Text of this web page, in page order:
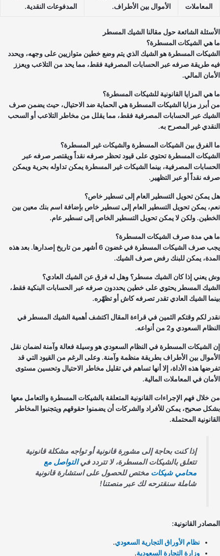
المعاملات
الأموال بين الأطراف.
المدفوعات النقدية.
الشائعة حول مقالنا الشيك المسطر
هي الشيكات المسطرة؟
المسطرة هو الشيك الذي يتم وضع خطين متوازيين على وجهه، ويحدد
طريقة صرفه عبر الحسابات المصرفية فقط، مما يحد من التلاعب ويعزز
المالي.
هي المزايا القانونية للشيكات المسطرة؟
أبرز مزايا الشيكات المسطرة هي الحماية ضد الاحتيال، حيث يضمن صرف
عبر الحسابات المصرفية فقط، مما يقلل من مخاطر التلاعب أو السحب
غير المصرح به.
الفرق بين الشيكات المسطرة والشيكات غير المسطرة؟
المسطرة تحتوي على قيود تحظر صرفه نقداً ويقتصر صرفه عبر
المصرفية، بينما الشيكات غير المسطرة يمكن تداوله بحرية ويمكن
نقداً أو عبر التظهير.
يمكن تحويل التسطير العام إلى تسطير خاص؟
يمكن تحويل التسطير العام إلى تسطير خاص بإضافة اسم بنك معين بين
ولكن لا يمكن تحويل التسطير الخاص إلى تسطير عام.
هي مدة صرف الشيكات المسطرة؟
يجب صرف الشيكات المسطرة في غضون 6 أشهر من تاريخ إصدارها. بعد هذه
يمكن للبنك رفض صرف الشيك.
يعني إذا كان الشيك مسطر؟ وهل له فرق عن الشيك العادي؟
المسطر يحتوي على خطين يحددون صرفه عبر الحسابات البنكية فقط،
الشيك العادي تقدر تصرفه كاش أو تظهّره.
لكم وقتكم الثمين في قراءة المقال اكتشف أهمية الشيك المسطر في
السعودي و2 من أنواعه.
الشيكات المسطرة في النظام السعودي هو وسيلة فعالة وآمنة لضمان نقل
بين الأطراف بطريقة منظمة وآمنة. وعلى الرغم من القيود التي قد
هذه الأداة، إلا أنها تساهم في تقليل مخاطر الاحتيال وتحسين مستوى
في المعاملات المالية.
خلال فهم الإجراءات القانونية المتعلقة بالشيكات المسطرة والتعامل معها
صحيح، يمكن للأفراد والشركات أن يضمنوا حقوقهم ويتجنبوا المخاطر
المحتملة.
إذا كنت بحاجة إلى مشورة قانونية أو تواجه مشكلة قانونية
تتعلق بالشيكات المسطرة، لا تتردد فيالتواصل مع
محامي شيكاتمختص للحصول على استشارة قانونية
شاملة سنقترحه لك عبر منصتنا!
القانونية:
نظام الأوراق التجارية السعودي.
وزارة التجارة السعودية.